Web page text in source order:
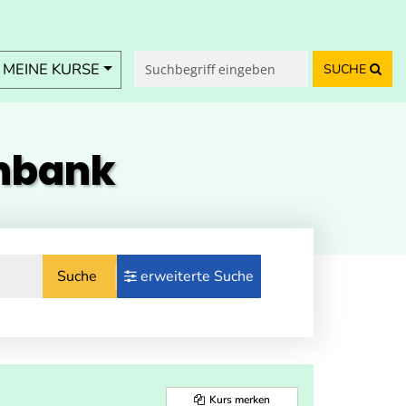
KURSE SUCHE
Suche erweiterte Suche
Kurs merken